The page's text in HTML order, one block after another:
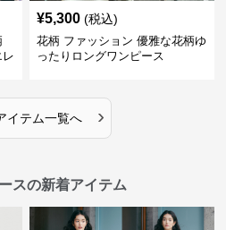
¥5,300 (税込)
花柄 ファッション 優雅な花柄ゆ
ったりロングワンピース
イテム一覧へ ›
スの新着アイテム